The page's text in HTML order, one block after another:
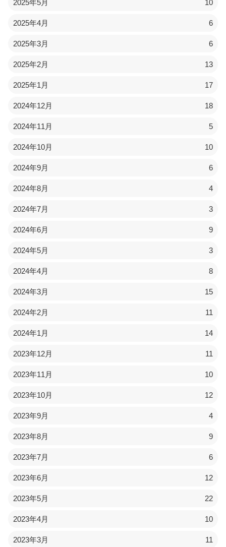
2025年5月 10
2025年4月 6
2025年3月 6
2025年2月 13
2025年1月 17
2024年12月 18
2024年11月 5
2024年10月 10
2024年9月 6
2024年8月 4
2024年7月 3
2024年6月 9
2024年5月 3
2024年4月 8
2024年3月 15
2024年2月 11
2024年1月 14
2023年12月 11
2023年11月 10
2023年10月 12
2023年9月 4
2023年8月 9
2023年7月 6
2023年6月 12
2023年5月 22
2023年4月 10
2023年3月 11